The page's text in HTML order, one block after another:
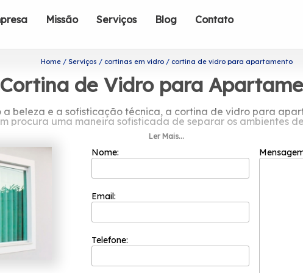
Missão Serviços Blog Contato
Home Serviços cortinas em vidro cortina de vidro para apartamento
Cortina de Vidro para
a beleza e a sofisticação técnica, a cortina de vidro para
procura uma maneira sofisticada de separar os ambientes
por cortina de vidro para
em 2002 e já é uma das empresas mais bem cotadas do
por colaboradores competentes que buscam a total
inovação e evolução dos processos.
da empresa foi na área de equipamentos para a fábrica, que
furadeiras manuais e de bancada, prensas e compressores
Ler Mais...
Nome:
Email:
Telefone: